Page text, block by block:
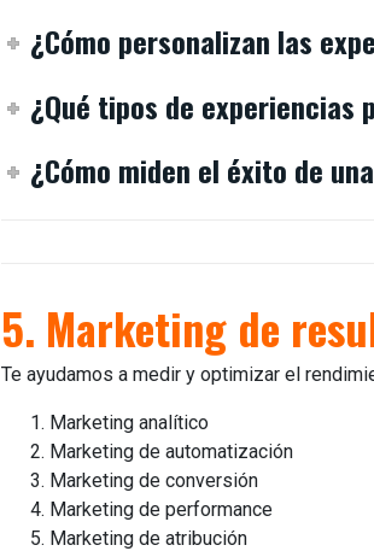
¿Cómo personalizan las
¿Qué tipos de experiencias
¿Cómo miden el éxito de
5. Marketing de
Te ayudamos a medir y optimizar el
Marketing analítico
Marketing de automatización
Marketing de conversión
Marketing de performance
Marketing de atribución